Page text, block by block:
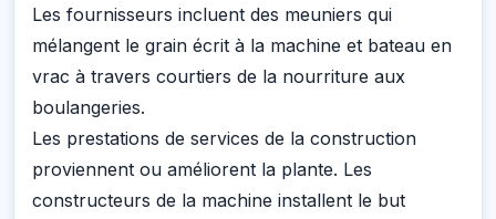
Les fournisseurs incluent des meuniers qui
mélangent le grain écrit à la machine et bateau en
vrac à travers courtiers de la nourriture aux
boulangeries.
Les prestations de services de la construction
proviennent ou améliorent la plante. Les
constructeurs de la machine installent le but